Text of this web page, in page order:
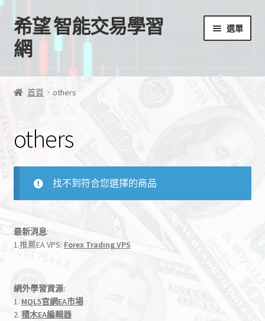
跳
至
導
跳
至
主
容
希望 智能交易學習
網
選單
首頁
結帳
購物車
EA授權檔案
線上課程
首頁 others
others
找不到符合您選擇的商品
最新消息:
1.推薦EA VPS: Forex Trading VPS
網外學習資源:
1. MQL5官網EA市場
2. 積木EA編輯器